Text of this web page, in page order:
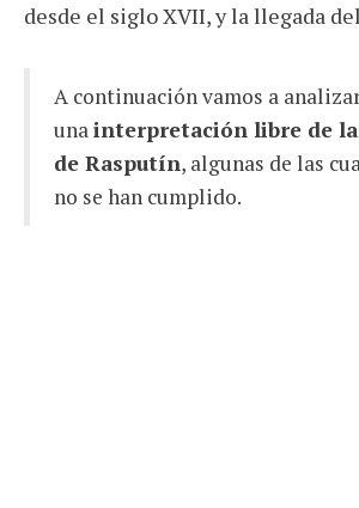
desde el siglo XVII, y la llegada
A continuación vamos a
unainterpretación libre de
de Rasputín, algunas de las
no se han cumplido.